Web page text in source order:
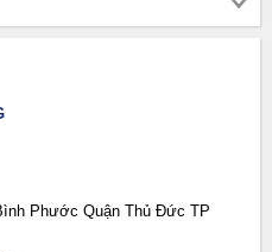
Phước Quận Thủ Đức TP